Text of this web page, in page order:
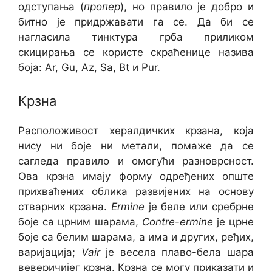
одступања (пропер), но правило је добро и
битно је придржавати га се. Да би се
нагласила тинктура грба приликом
скицирања се користе скраћенице назива
боја: Ar, Gu, Az, Sa, Bt и Pur.
Крзна
Расположивост хералдичких крзана, која
нису ни боје ни метали, помаже да се
сагледа правило и омогући разноврсност.
Ова крзна имају форму одређених опште
прихваћених облика развијених на основу
стварних крзана. Ermine је беле или сребрне
боје са црним шарама, Contre-ermine је црне
боје са белим шарама, а има и других, ређих,
варијација; Vair је весела плаво-бела шара
веверичијег крзна. Крзна се могу приказати и